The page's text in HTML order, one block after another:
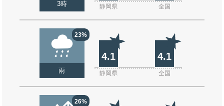
3時 静岡県 全国
23%
雨
4.1 4.1
静岡県 全国
26%